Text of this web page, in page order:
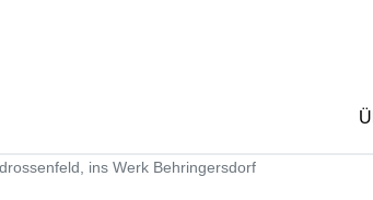
ins Werk Behringersdorf